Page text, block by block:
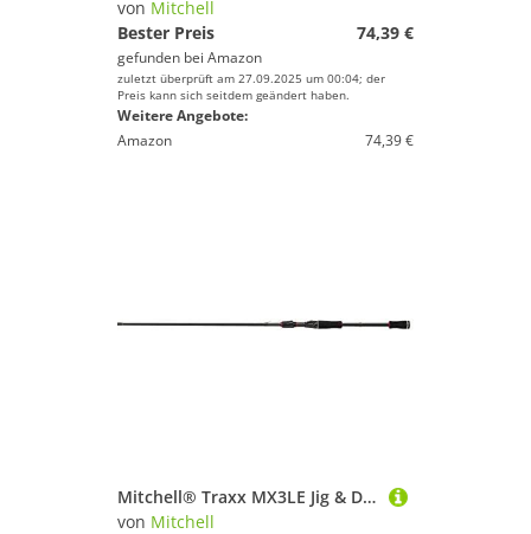
von Mitchell
Bester Preis
74,39 €
gefunden bei Amazon
zuletzt überprüft am 27.09.2025 um 00:04; der
Preis kann sich seitdem geändert haben.
Weitere Angebote:
Amazon
74,39 €
Mitchell® Traxx MX3LE Jig & Dropshot Rod
von Mitchell